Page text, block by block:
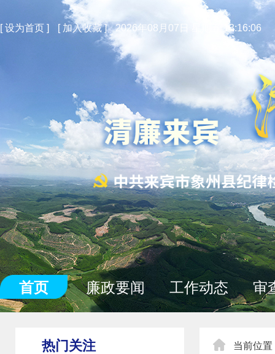
[设为首页 ] [ 加入收藏] 2026年08月07日 星期五 13:16:06
首页 廉政要闻 工作动态 审
热门关注 当前位置